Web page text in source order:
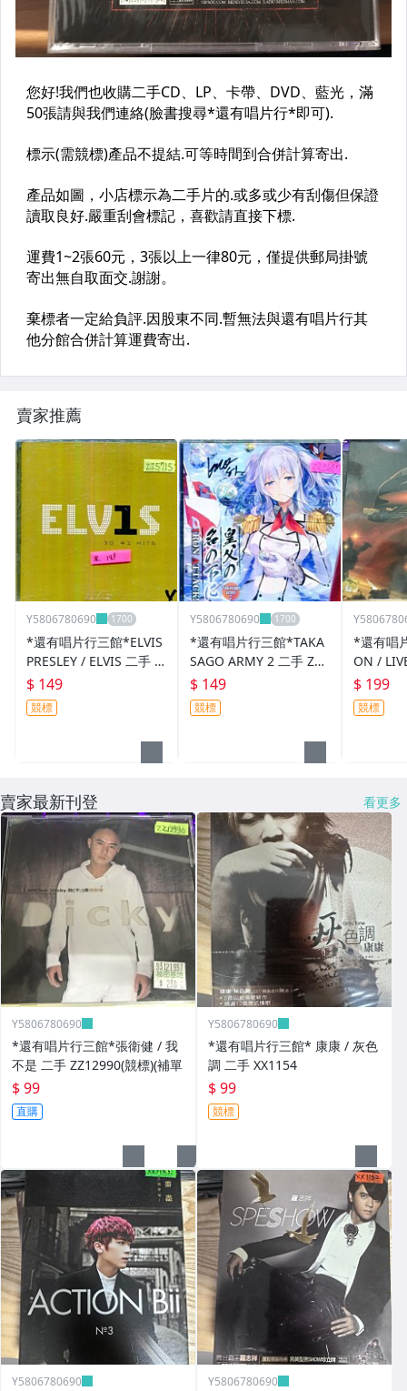
賣家推薦
Y5806780690
*還有唱片行三館*ELVIS
PRESLEY / ELVIS 二手 Z
Z5715(需競標)
$ 149
競標
Y5806780690
*還有唱片行三館*TAKA
SAGO ARMY 2 二手 ZZ5
677(需競標)
$ 149
競標
*還有唱
ON /
二手
$ 199
競標
賣家最新刊登 看更多
Y5806780690
*還有唱片行三館*張衛健 / 我
不是 二手 ZZ12990(競標)(補單
$ 99
直購
Y5806780690
*還有唱片行三館* 康康 / 灰色
調 二手 XX1154
$ 99
競標
Y5806780690 Y5806780690